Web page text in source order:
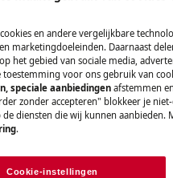
vereist specifieke
door
haalt u de stekker uit het
en andere vergelijkbare
marketingdoeleinden. Daarnaast
het gebied van sociale media,
toestemming voor ons gebruik van
speciale aanbiedingen afstemmen
zonder accepteren" blokkeer je
diensten die wij kunnen aanbieden.
.
Cookie-instellingen